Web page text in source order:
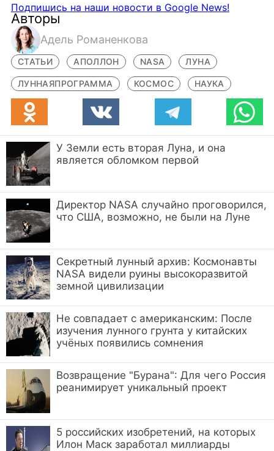
Подпишись на наши новости в Google News!
Авторы
Адель Романенкова
СТАТЬИ АПОЛЛОН NASA ЛУНА
ЛУННАЯПРОГРАММА КОСМОС НАУКА
У Земли есть вторая Луна, и она
является обломком первой
Директор NASA случайно проговорился,
что США, возможно, не были на Луне
Секретный лунный архив: Космонавты
NASA видели руины высокоразвитой
земной цивилизации
Не совпадает с американским: После
изучения лунного грунта у китайских
учёных появились сомнения
Возвращение "Бурана": Для чего Россия
реанимирует уникальный проект
5 российских изобретений, на которых
Илон Маск заработал миллиарды